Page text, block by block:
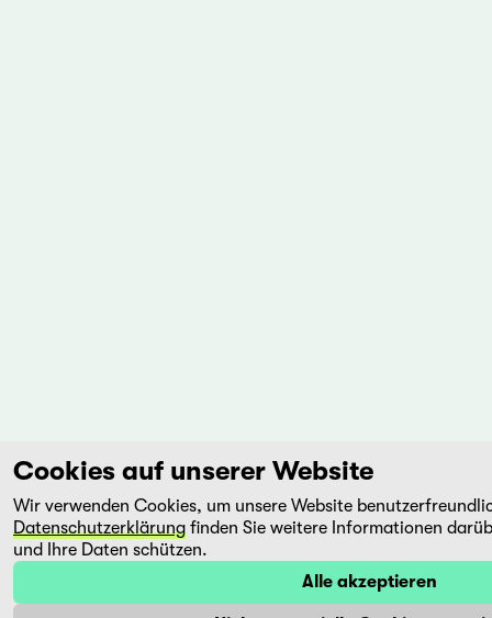
Cookies auf unserer Website
Wir verwenden Cookies, um unsere Website
Datenschutzerklärung finden Sie weitere Informationen
und Ihre Daten schützen.
Alle akzeptieren